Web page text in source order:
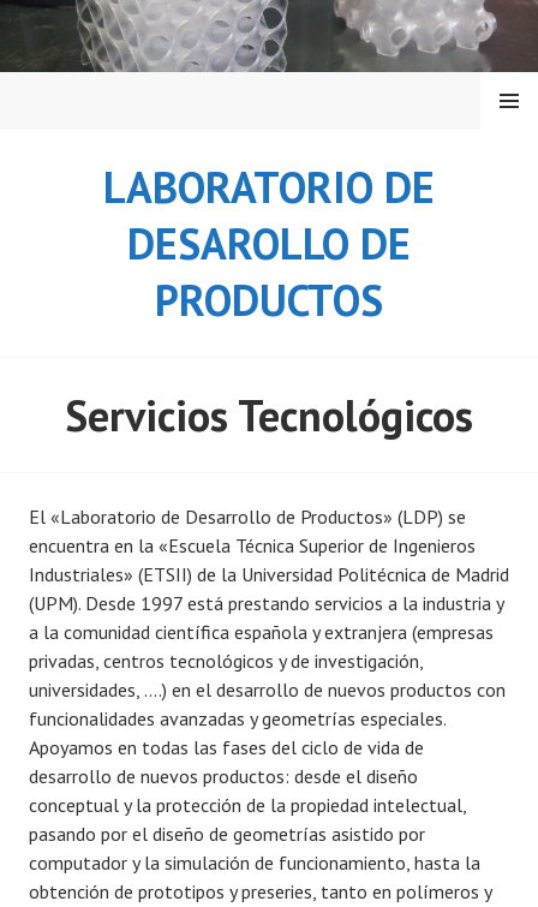
Saltar
contenido
LABORATORIO DE
DESAROLLO DE
PRODUCTOS
MENÚ
Servicios Tecnológicos
El «Laboratorio de Desarrollo de Productos» (LDP) se
encuentra en la «Escuela Técnica Superior de Ingenieros
Industriales» (ETSII) de la Universidad Politécnica de Madrid
(UPM). Desde 1997 está prestando servicios a la industria y
a la comunidad científica española y extranjera (empresas
privadas, centros tecnológicos y de investigación,
universidades, ….) en el desarrollo de nuevos productos con
funcionalidades avanzadas y geometrías especiales.
Apoyamos en todas las fases del ciclo de vida de
desarrollo de nuevos productos: desde el diseño
conceptual y la protección de la propiedad intelectual,
pasando por el diseño de geometrías asistido por
computador y la simulación de funcionamiento, hasta la
obtención de prototipos y preseries, tanto en polímeros y